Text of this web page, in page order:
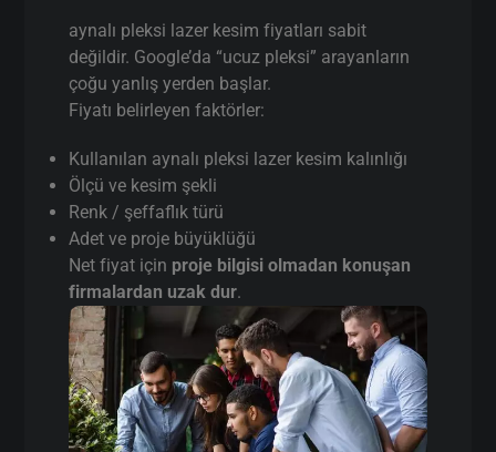
aynalı pleksi lazer kesim fiyatları sabit
değildir. Google’da “ucuz pleksi” arayanların
çoğu yanlış yerden başlar.
Fiyatı belirleyen faktörler:
Kullanılan aynalı pleksi lazer kesim kalınlığı
Ölçü ve kesim şekli
Renk / şeffaflık türü
Adet ve proje büyüklüğü
Net fiyat için proje bilgisi olmadan konuşan
firmalardan uzak dur.